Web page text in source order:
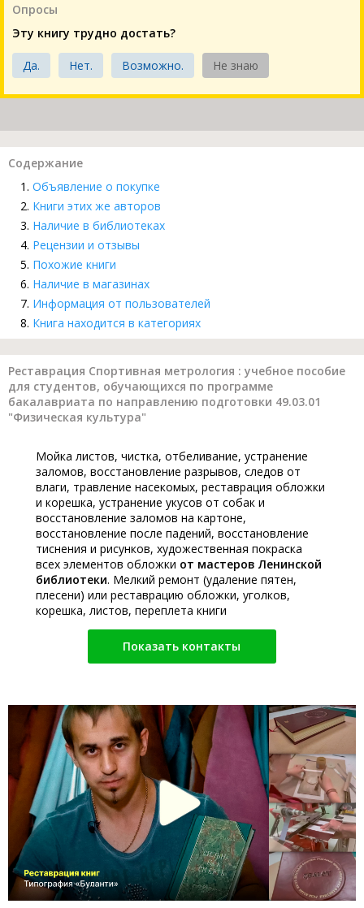
Опросы
Эту книгу трудно достать?
Да. Нет. Возможно. Не знаю
Содержание
Объявление о покупке
Книги этих же авторов
Наличие в библиотеках
Рецензии и отзывы
Похожие книги
Наличие в магазинах
Информация от пользователей
Книга находится в категориях
Реставрация Спортивная метрология : учебное пособие
для студентов, обучающихся по программе
бакалавриата по направлению подготовки 49.03.01
"Физическая культура"
Мойка листов, чистка, отбеливание, устранение
заломов, восстановление разрывов, следов от
влаги, травление насекомых, реставрация обложки
и корешка, устранение укусов от собак и
восстановление заломов на картоне,
восстановление после падений, восстановление
тиснения и рисунков, художественная покраска
всех элементов обложки от мастеров Ленинской
библиотеки. Мелкий ремонт (удаление пятен,
плесени) или реставрацию обложки, уголков,
корешка, листов, переплета книги
Показать контакты